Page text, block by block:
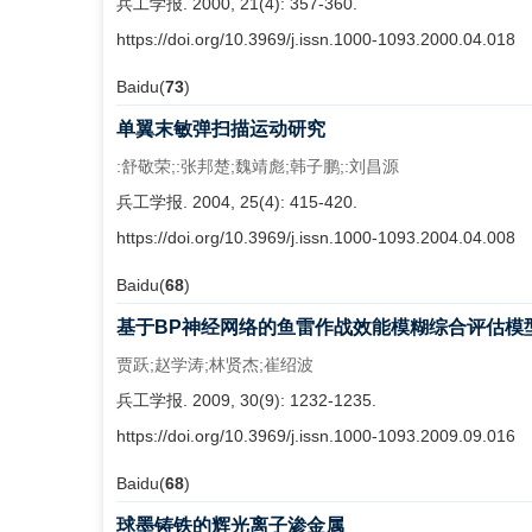
https://doi.org/10.3969/j.issn.1000-1093.2000.04.018
Baidu(73)
单翼末敏弹扫描运动研究
:舒敬荣;:张邦楚;魏靖彪;韩子鹏;:刘昌源
兵工学报. 2004, 25(4): 415-420.
https://doi.org/10.3969/j.issn.1000-1093.2004.04.008
Baidu(68)
基于BP神经网络的鱼雷作战效能模糊综合评估模
贾跃;赵学涛;林贤杰;崔绍波
兵工学报. 2009, 30(9): 1232-1235.
https://doi.org/10.3969/j.issn.1000-1093.2009.09.016
Baidu(68)
球墨铸铁的辉光离子渗金属